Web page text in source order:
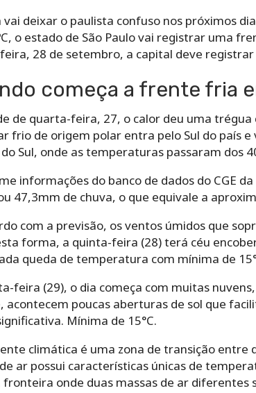
vai deixar o paulista confuso nos próximos
o estado de São Paulo vai registrar uma
28 de setembro, a capital deve
começa a frente fria
de quarta-feira, 27, o calor deu uma
frio de origem polar entra pelo Sul do país
Sul, onde as temperaturas passaram dos
informações do banco de dados do CGE
47,3mm de chuva, o que equivale a
com a previsão, os ventos úmidos que
forma, a quinta-feira (28) terá céu
queda de temperatura com mínima de
feira (29), o dia começa com muitas
acontecem poucas aberturas de sol que
Mínima de 15°C.
climática é uma zona de transição entre
ar possui características únicas de
fronteira onde duas massas de ar diferentes